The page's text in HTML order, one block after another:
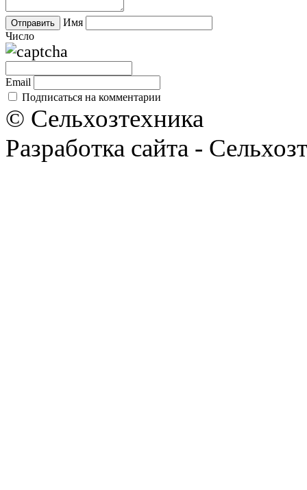
Имя
Число
Email
Подписаться на комментарии
© Сельхозтехника
Разработка сайта -